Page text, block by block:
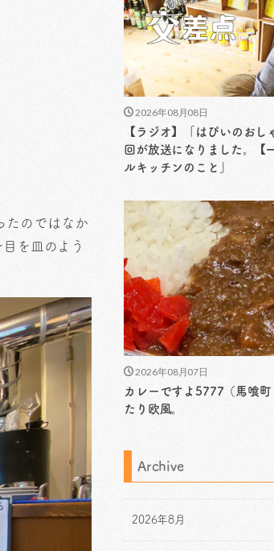
たのではなか
を皿のよう
2026年08月08日
【ラジオ】「はぴいのお
回が放送になりました。【
ルキッチンのこと」
2026年08月07日
カレーですよ5777（馬喰
たり欧風。
Archive
2026年8月